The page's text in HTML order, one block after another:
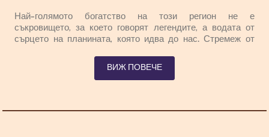
Най-голямото богатство на този регион не е
съкровището, за което говорят легендите, а водата от
сърцето на планината, която идва до нас. Стремеж от
се присъединим с с непокътната природа, прави престоя
Предоставете на себе си уникален опит с плуването в
ВИЖ ПОВЕЧЕ